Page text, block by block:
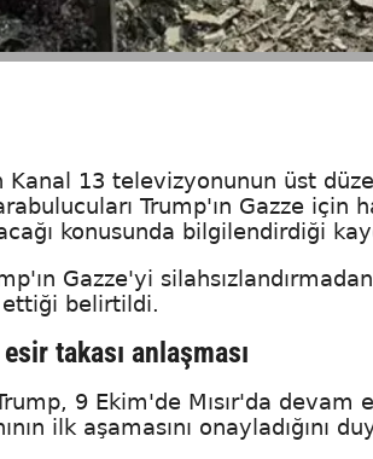
Kanal 13 televizyonunun üst
Trump'ın Gazze için
konusunda bilgilendirdiği
Gazze'yi
ettiği belirtildi.
takası anlaşması
9 Ekim'de Mısır'da
ilk aşamasını onayladığını